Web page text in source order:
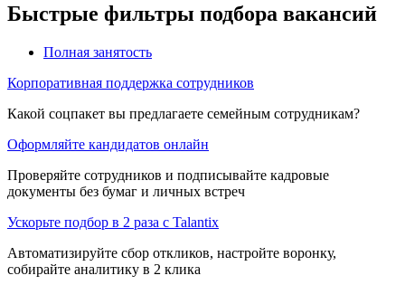
Быстрые фильтры подбора вакансий
Полная занятость
Корпоративная поддержка сотрудников
Какой соцпакет вы предлагаете семейным сотрудникам?
Оформляйте кандидатов онлайн
Проверяйте сотрудников и подписывайте кадровые
документы без бумаг и личных встреч
Ускорьте подбор в 2 раза с Talantix
Автоматизируйте сбор откликов, настройте воронку,
собирайте аналитику в 2 клика